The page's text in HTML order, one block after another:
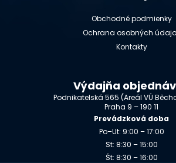
Obchodné podmienky
Ochrana osobných
Kontakty
Výdajňa
Podnikatelská 565 (Areál VÚ
Praha 9 – 190 11
Prevádzková doba
Po–Ut: 9:00 – 17:00
St: 8:30 – 15:00
Št: 8:30 – 16:00